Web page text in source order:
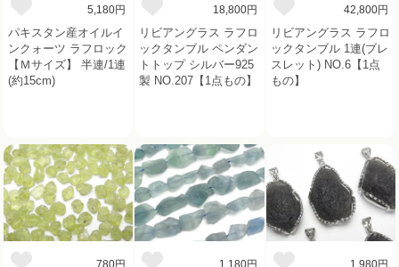
5,180円
パキスタン産オイルイ
ンクォーツ ラフロック
【Ｍサイズ】 半連/1連
(約15cm)
18,800円
リビアングラス ラフロ
ックタンブル ペンダン
トトップ シルバー925
製 NO.207【1点もの】
42,800円
リビアングラス ラフロ
ックタンブル 1連(ブレ
スレット) NO.6【1点
もの】
780円 1,180円 1,980円